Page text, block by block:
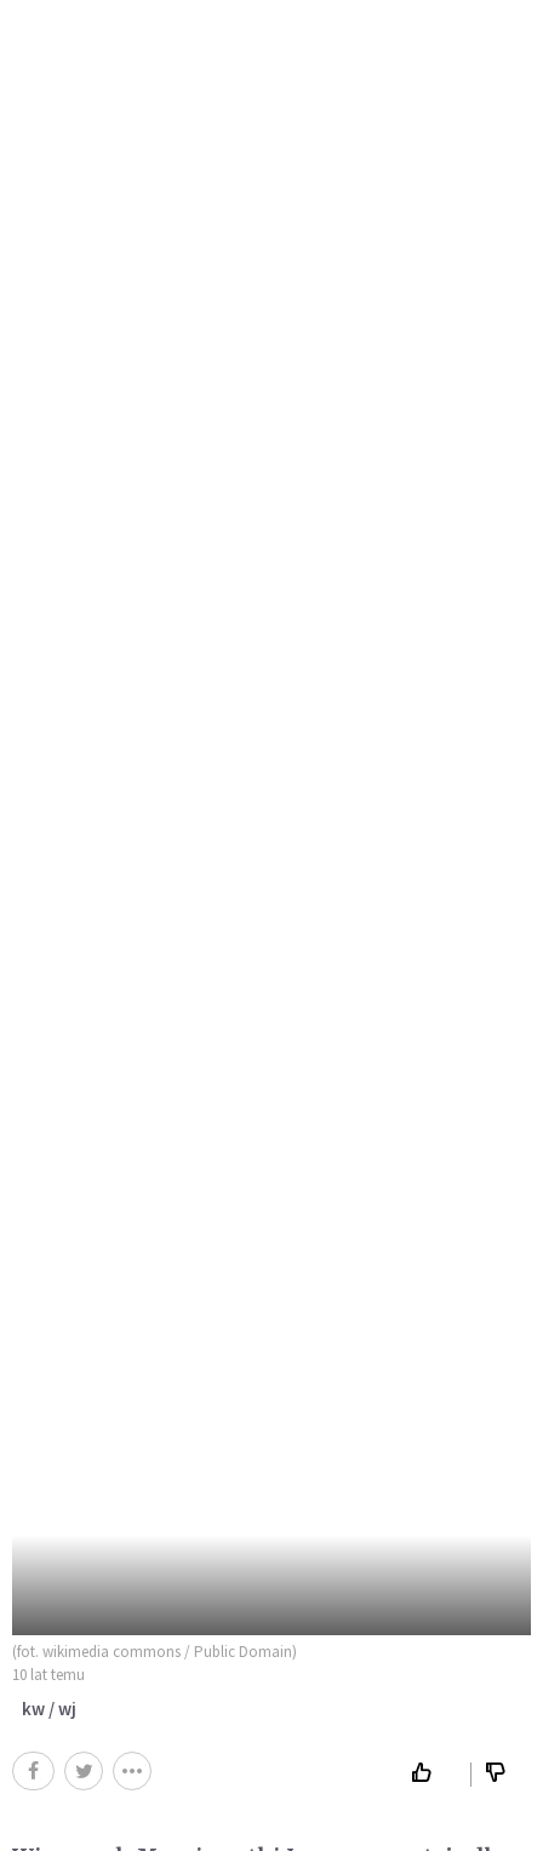
(fot. wikimedia commons / Public Domain)
10 lat temu
kw / wj